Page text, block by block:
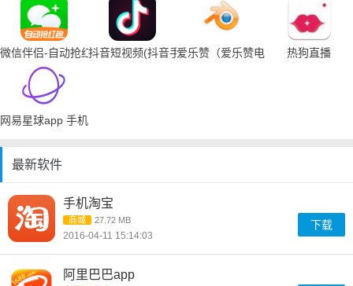
微信伴侣-自动抢红包抖音短视频(抖音手机下载)爱乐赞（爱乐赞电脑手机下载）
热狗直播
网易星球app 手机下载
最新软件
手机淘宝
商城 27.72 MB
2016-04-11 15:14:03
下载
阿里巴巴app